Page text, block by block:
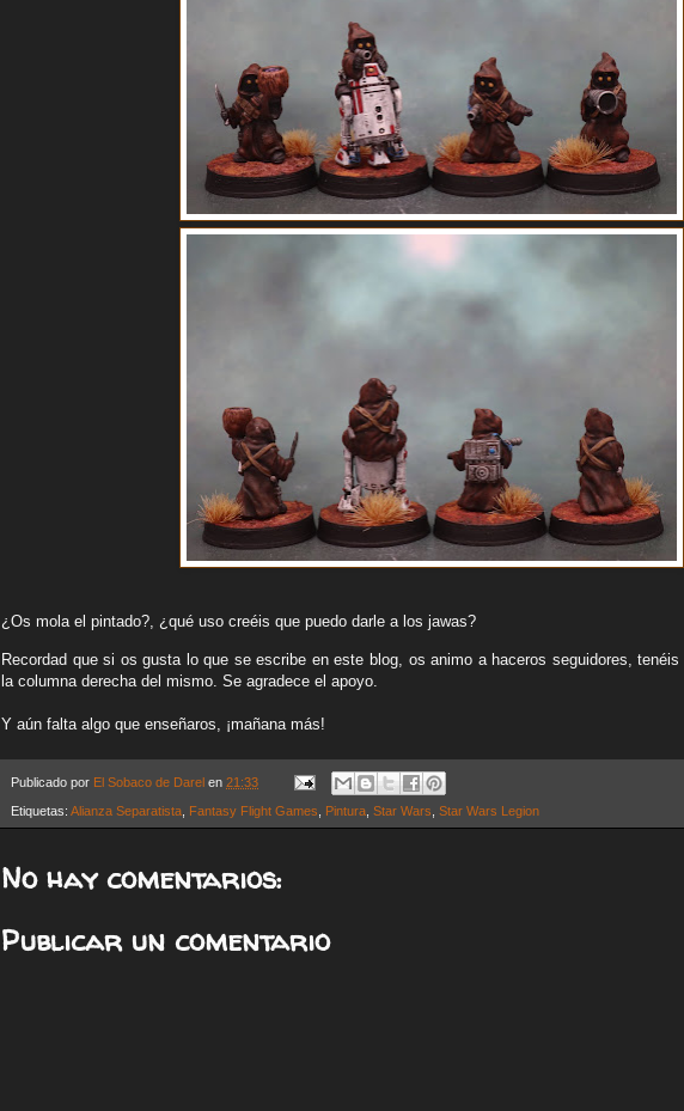
¿Os mola el pintado?, ¿qué uso creéis que puedo darle a los jawas?
Recordad que si os gusta lo que se escribe en este blog, os animo a haceros seguidores,
la columna derecha del mismo. Se agradece el apoyo.
Y aún falta algo que enseñaros, ¡mañana más!
Publicado por El Sobaco de Darel en 21:33
Etiquetas: Alianza Separatista Fantasy Flight Games Pintura Star Wars Star Wars Legion
No hay comentarios:
Publicar un comentario